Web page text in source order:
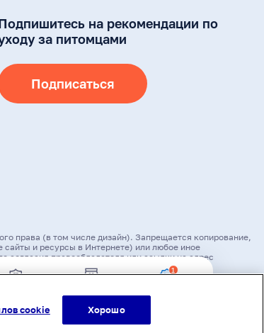
й корм
2
на рекомендации по
за питомцами
Подписаться
права (в том числе дизайн). Запрещается копирование,
сайты и ресурсы в Интернете) или любое иное
согласия правообладателя или ссылки на адрес
cookie Хорошо